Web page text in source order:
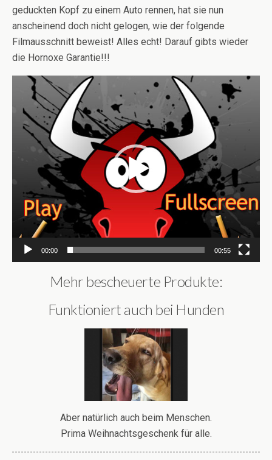
geduckten Kopf zu einem Auto rennen, hat sie nun
anscheinend doch nicht gelogen, wie der folgende
Filmausschnitt beweist! Alles echt! Darauf gibts wieder
die Hornoxe Garantie!!!
Video-
Player
00:00 00:55
Mehr bescheuerte Produkte:
Funktioniert auch bei Hunden
Aber natürlich auch beim Menschen.
Prima Weihnachtsgeschenk für alle.